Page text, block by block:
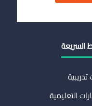
السريعة
التعليمية